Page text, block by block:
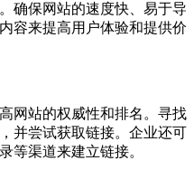
确保网站的速度快、易于导
容来提高用户体验和提供价
网站的权威性和排名。寻找
并尝试获取链接。企业还可
等渠道来建立链接。